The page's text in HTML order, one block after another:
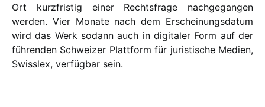
Ort kurz­fris­tig einer Rechtsfrage nach­ge­gan­gen
werden. Vier Monate nach dem Erscheinungsdatum
wird das Werk sodann auch in digi­ta­ler Form auf der
führen­den Schweizer Plattform für juris­tische Medien,
Swisslex, verfüg­bar sein.